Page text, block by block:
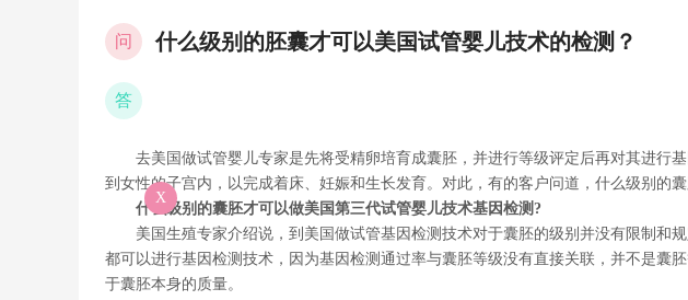
问 什么级别的胚囊才可以美国试管婴儿技术的检测？
答
去美国做试管婴儿专家是先将受精卵培育成囊胚，并进行等级评定后再对其进行
到女性的子宫内，以完成着床、妊娠和生长发育。对此，有的客户问道，什么级别的
什么级别的囊胚才可以做美国第三代试管婴儿技术基因检测?
美国生殖专家介绍说，到美国做试管基因检测技术对于囊胚的级别并没有限制和
都可以进行基因检测技术，因为基因检测通过率与囊胚等级没有直接关联，并不是囊
于囊胚本身的质量。
X